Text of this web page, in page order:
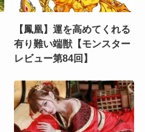
【鳳凰】運を高めてくれる
有り難い端獣【モンスター
レビュー第84回】